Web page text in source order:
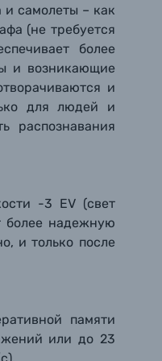
самолеты – как
(не требуется
более
и возникающие
и
для людей и
распознавания
-3 EV (свет
более надежную
и только после
памяти
или до 23